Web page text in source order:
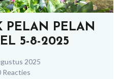
PELAN PELAN
5-8-2025
2025
Reacties